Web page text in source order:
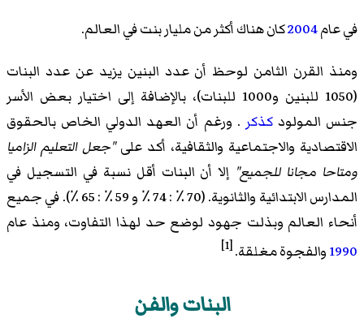
في عام2004كان هناك أكثر من مليار بنت في العالم.
ومنذ القرن الثامن لوحظ أن عدد البنين يزيد عن عدد البنات
(1050 للبنين و1000 للبنات)، بالإضافة إلى اختيار بعض الأسر
جنس المولودكذكر . ورغم أن العهد الدولي الخاص بالحقوق
الاقتصادية والاجتماعية والثقافية، أكد على"جعل التعليم الزاميا
ومتاحا مجانا للجميع" إلا أن البنات أقل نسبة في التسجيل في
المدارس الابتدائية والثانوية. (70 ٪ : 74 ٪ و 59 ٪ : 65 ٪). في جميع
أنحاء العالم وبذلت جهود لوضع حد لهذا التفاوت، ومنذ عام
1990والفجوة مغلقة.[1]
البنات والفن